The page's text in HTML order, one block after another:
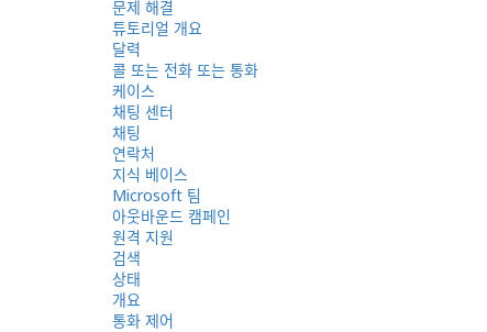
문제 해결
튜토리얼 개요
달력
콜 또는 전화 또는 통화
케이스
채팅 센터
채팅
연락처
지식 베이스
Microsoft 팀
아웃바운드 캠페인
원격 지원
검색
상태
개요
통화 제어